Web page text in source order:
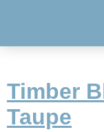
Timber
Taupe